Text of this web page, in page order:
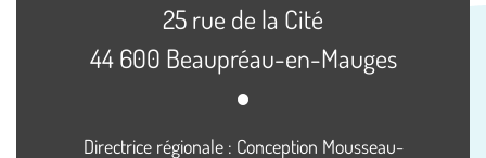
25 rue de la Cité
44 600 Beaupréau-en-Mauges
Directrice régionale : Conception Mousseau-